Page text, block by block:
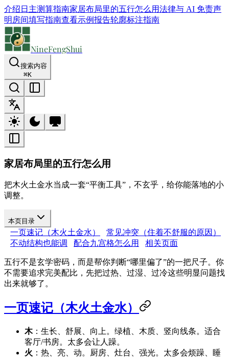
介绍 日主测算指南家居布局里的五行怎么用法律与 AI 免责声
明 房间填写指南查看示例报告轮廓标注指南
NineFengShui
搜索内容
⌘K
家居布局里的五行怎么用
把木火土金水当成一套“平衡工具”，不玄乎，给你能落地的小
调整。
本页目录
一页速记（木火土金水）
常见冲突（住着不舒服的原因）
不动结构也能调
配合九宫格怎么用 相关页面
五行不是玄学密码，而是帮你判断“哪里偏了”的一把尺子。你
不需要追求完美配比，先把过热、过湿、过冷这些明显问题找
出来就够了。
一页速记（木火土金水）
木：生长、舒展、向上。绿植、木质、竖向线条。适合
客厅/书房。太多会让人躁。
火 ：热、亮、动。厨房、灶台、强光。太多会烦躁、睡